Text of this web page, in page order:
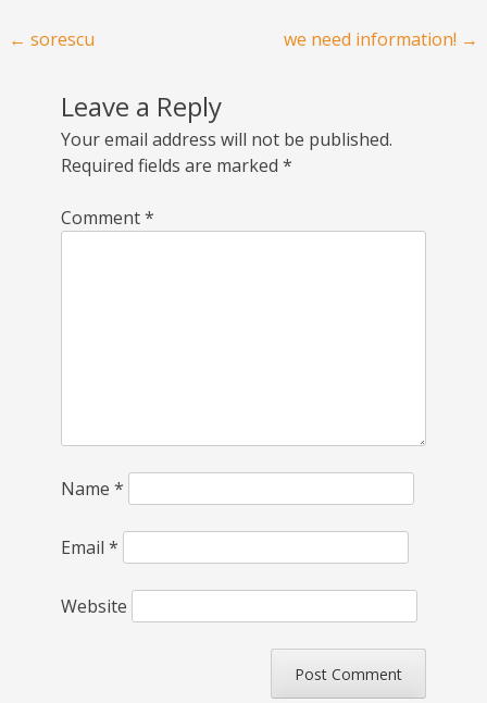
Post navigation
← sorescu we need information! →
Leave a Reply
Your email address will not be published.
Required fields are marked *
Comment*
Name *
Email *
Website